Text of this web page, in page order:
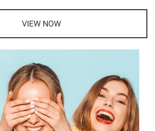
VIEW NOW